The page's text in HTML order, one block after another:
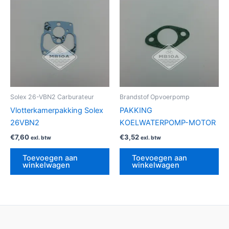
Solex 26-VBN2 Carburateur
Vlotterkamerpakking Solex
26VBN2
€7,60 exl. btw
Toevoegen aan
winkelwagen
Brandstof Opvoerpomp
PAKKING
KOELWATERPOMP-MOTOR
€3,52 exl. btw
Toevoegen aan
winkelwagen